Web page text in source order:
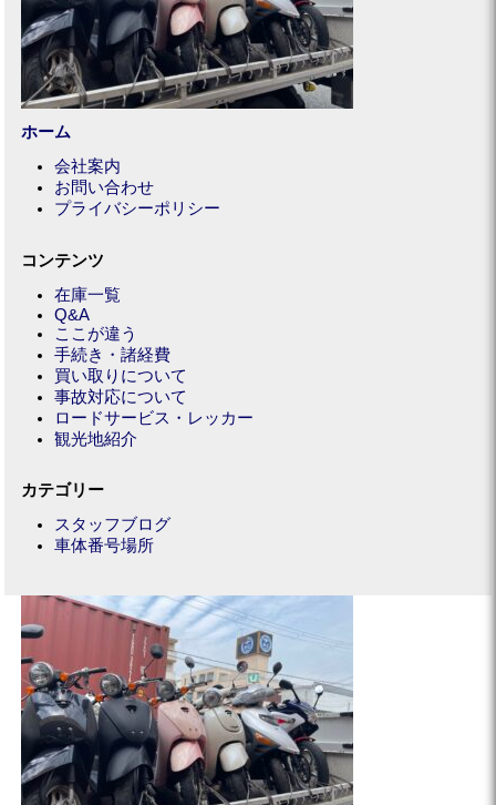
ホーム
会社案内
お問い合わせ
プライバシーポリシー
コンテンツ
在庫一覧
Q&A
ここが違う
手続き・諸経費
買い取りについて
事故対応について
ロードサービス・レッカー
観光地紹介
カテゴリー
スタッフブログ
車体番号場所